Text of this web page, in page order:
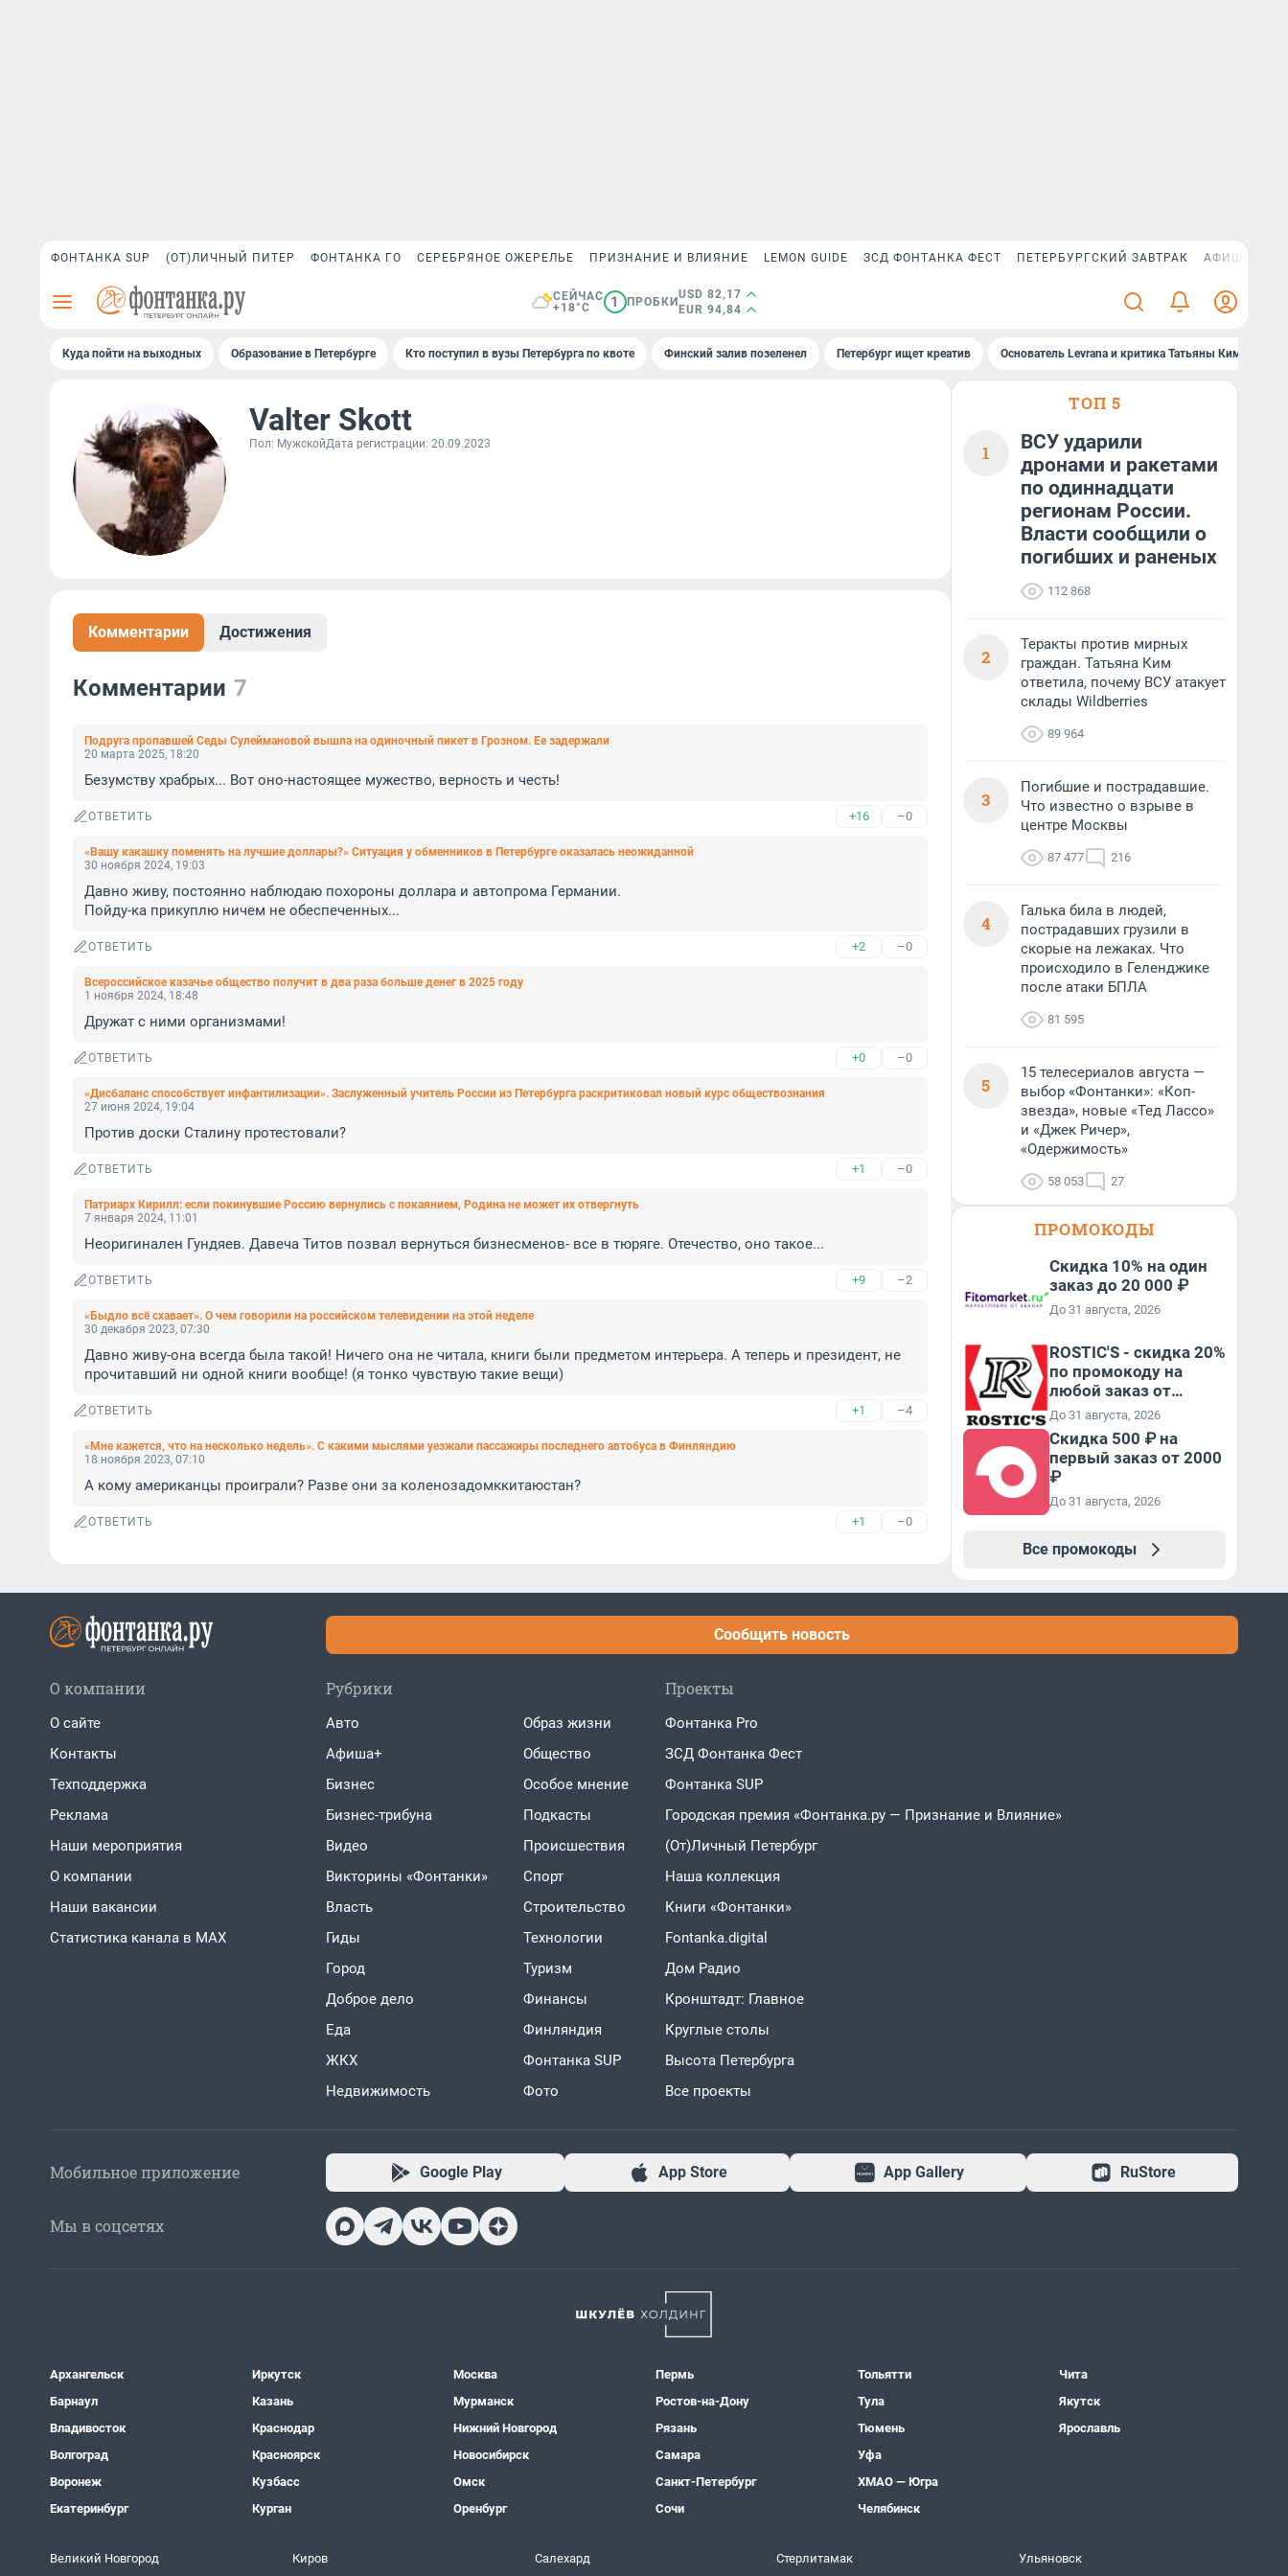
ФОНТАНКА SUP (ОТ)ЛИЧНЫЙ ПИТЕР ФОНТАНКА ГО СЕРЕБРЯНОЕ ОЖЕРЕЛЬЕ ПРИЗНАНИЕ И ВЛИЯНИЕ LEMON GUIDE ЗСД ФОНТАНКА ФЕСТ ПЕТЕРБУРГСКИЙ ЗАВТРАК АФИША PLUS
СЕЙЧАС
+18°C
1 ПРОБКИ
USD 82,17
EUR 94,84
Куда пойти на выходных Образование в Петербурге Кто поступил в вузы Петербурга по квоте Финский залив позеленел Петербург ищет креатив Основатель Levrana и критика Татьяны Ким
Valter Skott
Пол: МужскойДата регистрации: 20.09.2023
Комментарии Достижения
Комментарии 7
Подруга пропавшей Седы Сулеймановой вышла на одиночный пикет в Грозном. Ее задержали
20 марта 2025, 18:20
Безумству храбрых... Вот оно-настоящее мужество, верность и честь!
ОТВЕТИТЬ +16 –0
«Вашу какашку поменять на лучшие доллары?» Ситуация у обменников в Петербурге оказалась неожиданной
30 ноября 2024, 19:03
Давно живу, постоянно наблюдаю похороны доллара и автопрома Германии.
Пойду-ка прикуплю ничем не обеспеченных...
ОТВЕТИТЬ +2 –0
Всероссийское казачье общество получит в два раза больше денег в 2025 году
1 ноября 2024, 18:48
Дружат с ними организмами!
ОТВЕТИТЬ +0 –0
«Дисбаланс способствует инфантилизации». Заслуженный учитель России из Петербурга раскритиковал новый курс обществознания
27 июня 2024, 19:04
Против доски Сталину протестовали?
ОТВЕТИТЬ +1 –0
Патриарх Кирилл: если покинувшие Россию вернулись с покаянием, Родина не может их отвергнуть
7 января 2024, 11:01
Неоригинален Гундяев. Давеча Титов позвал вернуться бизнесменов- все в тюряге. Отечество, оно такое...
ОТВЕТИТЬ +9 –2
«Быдло всё схавает». О чем говорили на российском телевидении на этой неделе
30 декабря 2023, 07:30
Давно живу-она всегда была такой! Ничего она не читала, книги были предметом интерьера. А теперь и президент, не
прочитавший ни одной книги вообще! (я тонко чувствую такие вещи)
ОТВЕТИТЬ +1 –4
«Мне кажется, что на несколько недель». С какими мыслями уезжали пассажиры последнего автобуса в Финляндию
18 ноября 2023, 07:10
А кому американцы проиграли? Разве они за коленозадомккитаюстан?
ОТВЕТИТЬ +1 –0
ТОП 5
1
ВСУ ударили
дронами и ракетами
по одиннадцати
регионам России.
Власти сообщили о
погибших и раненых
112 868
2
Теракты против мирных
граждан. Татьяна Ким
ответила, почему ВСУ атакует
склады Wildberries
89 964
3
Погибшие и пострадавшие.
Что известно о взрыве в
центре Москвы
87 477 216
4
Галька била в людей,
пострадавших грузили в
скорые на лежаках. Что
происходило в Геленджике
после атаки БПЛА
81 595
5
15 телесериалов августа —
выбор «Фонтанки»: «Коп-
звезда», новые «Тед Лассо»
и «Джек Ричер»,
«Одержимость»
58 053 27
ПРОМОКОДЫ
Скидка 10% на один
заказ до 20 000 ₽
До 31 августа, 2026
ROSTIC'S - скидка 20%
по промокоду на
любой заказ от
3199₽!
До 31 августа, 2026
Скидка 500 ₽ на
первый заказ от 2000
₽
До 31 августа, 2026
Все промокоды
Сообщить новость
О компании
О сайте
Контакты
Техподдержка
Реклама
Наши мероприятия
О компании
Наши вакансии
Статистика канала в MAX
Рубрики
Авто
Афиша+
Бизнес
Бизнес-трибуна
Видео
Викторины «Фонтанки»
Власть
Гиды
Город
Доброе дело
Еда
ЖКХ
Недвижимость
Образ жизни
Общество
Особое мнение
Подкасты
Проиcшествия
Спорт
Строительство
Технологии
Туризм
Финансы
Финляндия
Фонтанка SUP
Фото
Проекты
Фонтанка Pro
ЗСД Фонтанка Фест
Фонтанка SUP
Городская премия «Фонтанка.ру — Признание и Влияние»
(От)Личный Петербург
Наша коллекция
Книги «Фонтанки»
Fontanka.digital
Дом Радио
Кронштадт: Главное
Круглые столы
Высота Петербурга
Все проекты
Мобильное приложение Google Play App Store App Gallery RuStore
Мы в соцсетях
Архангельск
Барнаул
Владивосток
Волгоград
Воронеж
Екатеринбург
Иркутск
Казань
Краснодар
Красноярск
Кузбасс
Курган
Москва
Мурманск
Нижний Новгород
Новосибирск
Омск
Оренбург
Пермь
Ростов-на-Дону
Рязань
Самара
Санкт-Петербург
Сочи
Тольятти
Тула
Тюмень
Уфа
ХМАО — Югра
Челябинск
Чита
Якутск
Ярославль
Великий Новгород Киров Салехард Стерлитамак Ульяновск